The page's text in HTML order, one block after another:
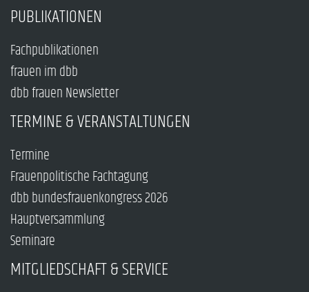
PUBLIKATIONEN
Fachpublikationen
frauen im dbb
dbb frauen Newsletter
TERMINE & VERANSTALTUNGEN
Termine
Frauenpolitische Fachtagung
dbb bundesfrauenkongress 2026
Hauptversammlung
Seminare
MITGLIEDSCHAFT & SERVICE